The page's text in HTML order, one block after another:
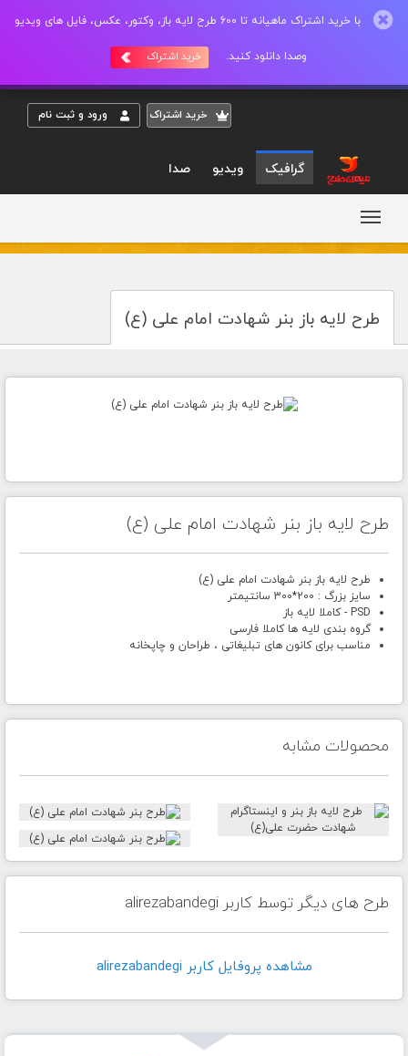
با خرید اشتراک ماهیانه تا 600 طرح لایه باز، وکتور، عکس، فایل های ویدیو
وصدا دانلود کنید. خرید اشتراک
خريد اشتراک ورود و ثبت نام
گرافیک ویدیو صدا
طرح لایه باز بنر شهادت امام علی (ع)
طرح لایه باز بنر شهادت امام علی (ع)
طرح لایه باز بنر شهادت امام علی (ع)
سایز بزرگ : 200*300 سانتیمتر
PSD - کاملا لایه باز
گروه بندی لایه ها کاملا فارسی
مناسب برای کانون های تبلیغاتی ، طراحان و چاپخانه
محصولات مشابه
طرح های دیگر توسط کاربر alirezabandegi
مشاهده پروفايل کاربر alirezabandegi